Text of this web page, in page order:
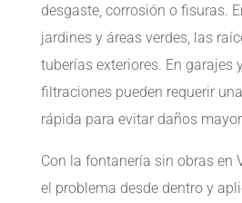
desgaste, corrosión o fisuras.
jardines y áreas verdes, las
tuberías exteriores. En garajes
filtraciones pueden requerir
rápida para evitar daños
Con la fontanería sin obras en
el problema desde dentro y